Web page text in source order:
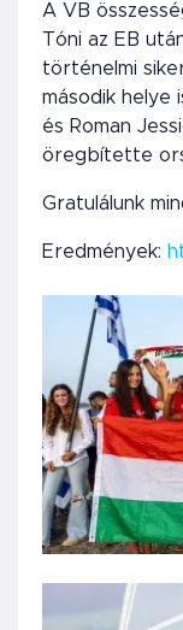
A VB
Tóni az EB
történelmi
második helye
és Roman
öregbítette
Gratulálunk
Eredmények: